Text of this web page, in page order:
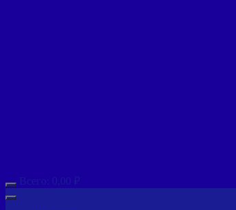
Всего: 0,00 ₽